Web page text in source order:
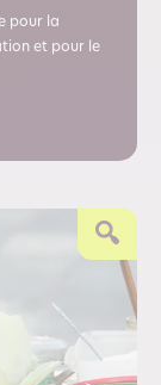
pour la
et pour le